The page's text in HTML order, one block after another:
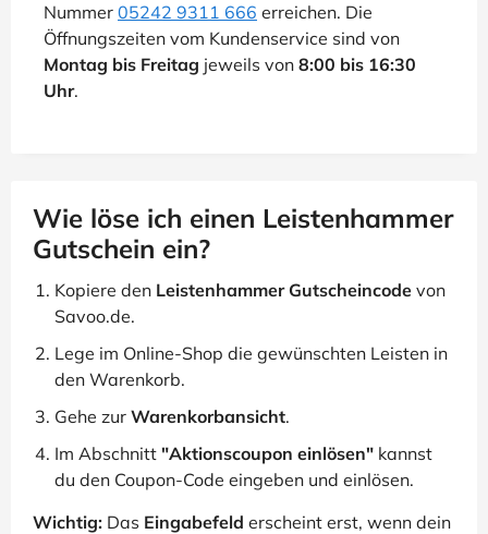
Nummer 05242 9311 666 erreichen. Die
Öffnungszeiten vom Kundenservice sind von
Montag bis Freitag jeweils von 8:00 bis 16:30
Uhr.
Wie löse ich einen Leistenhammer
Gutschein ein?
Kopiere den Leistenhammer Gutscheincode von
Savoo.de.
Lege im Online-Shop die gewünschten Leisten in
den Warenkorb.
Gehe zur Warenkorbansicht.
Im Abschnitt "Aktionscoupon einlösen" kannst
du den Coupon-Code eingeben und einlösen.
Wichtig: Das Eingabefeld erscheint erst, wenn dein